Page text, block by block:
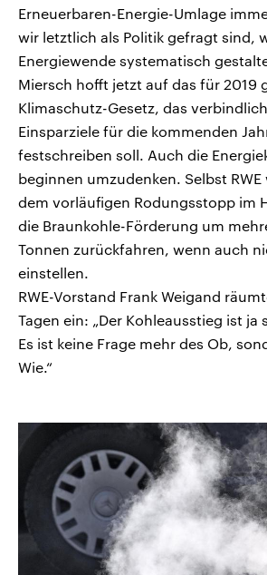
Erneuerbaren-Energie-Umlage
wir letztlich als Politik gefragt sind,
Energiewende systematisch
Miersch hofft jetzt auf das für 2019
Klimaschutz-Gesetz, das
Einsparziele für die kommenden
festschreiben soll. Auch die
beginnen umzudenken. Selbst
dem vorläufigen Rodungsstopp im
die Braunkohle-Förderung um
Tonnen zurückfahren, wenn auch
einstellen.
RWE-Vorstand Frank Weigand
Tagen ein: „Der Kohleausstieg ist
Es ist keine Frage mehr des Ob,
Wie.“